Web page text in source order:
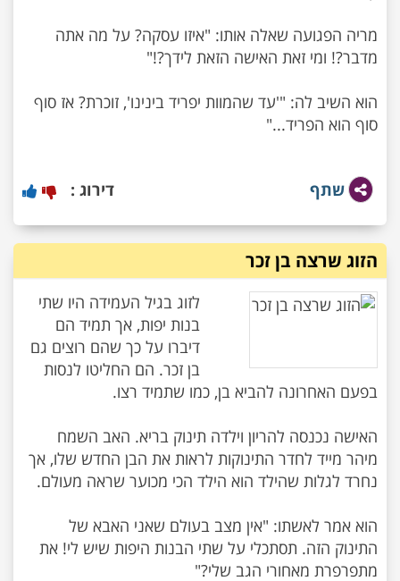
מריה הפגועה שאלה אותו: "איזו עסקה? על מה אתה
הוא השיב לה: "'עד שהמוות יפריד בינינו', זוכרת? אז סוף
שתף דירוג :
הזוג שרצה בן זכר
לזוג בגיל העמידה היו שתי
בנות יפות, אך תמיד הם
דיברו על כך שהם רוצים גם
בן זכר. הם החליטו לנסות
האישה נכנסה להריון וילדה תינוק בריא. האב השמח
מיהר מייד לחדר התינוקות לראות את הבן החדש שלו, אך
הוא אמר לאשתו: "אין מצב בעולם שאני האבא של
התינוק הזה. תסתכלי על שתי הבנות היפות שיש לי! את